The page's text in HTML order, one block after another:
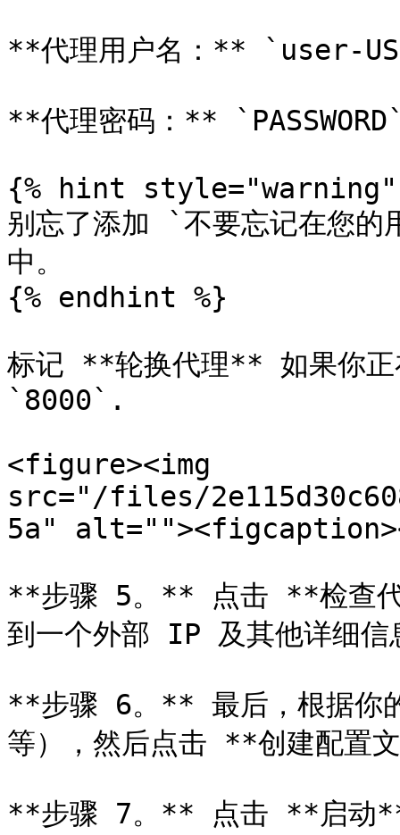
**代理用户名：** `user-
**代理密码：**
{% hint style="warning"
别忘了添加 `不要忘记在您的
中。
{% endhint %}
标记 **轮换代理** 如果你正
`8000`.
<figure><img
src="/files/
5a"
**步骤 5。** 点击 **检查代
到一个外部 IP 及其他详细信
**步骤 6。** 最后，根据你
等），然后点击 **创建配置
**步骤 7。** 点击 **启动**